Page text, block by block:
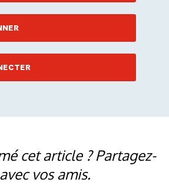
cet article ? Partagez-
vos amis.